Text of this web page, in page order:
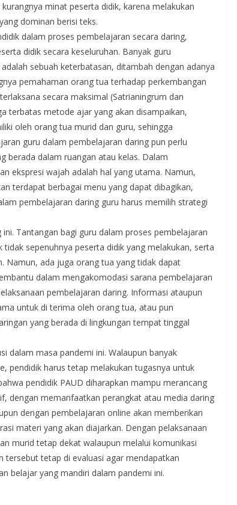
minat peserta didik, karena melakukan
dominan berisi teks.
dalam proses pembelajaran secara daring,
didik secara keseluruhan. Banyak guru
sebuah keterbatasan, ditambah dengan adanya
pemahaman orang tua terhadap perkembangan
secara maksimal (Satrianingrum dan
terbatas metode ajar yang akan disampaikan,
oleh orang tua murid dan guru, sehingga
guru dalam pembelajaran daring pun perlu
berada dalam ruangan atau kelas. Dalam
ekspresi wajah adalah hal yang utama. Namun,
terdapat berbagai menu yang dapat dibagikan,
pembelajaran daring guru harus memilih strategi
Tantangan bagi guru dalam proses pembelajaran
sepenuhnya peserta didik yang melakukan, serta
Namun, ada juga orang tua yang tidak dapat
dalam mengakomodasi sarana pembelajaran
pembelajaran daring. Informasi ataupun
untuk di terima oleh orang tua, atau pun
yang berada di lingkungan tempat tinggal
dalam masa pandemi ini. Walaupun banyak
pendidik harus tetap melakukan tugasnya untuk
pendidik PAUD diharapkan mampu merancang
dengan memanfaatkan perangkat atau media daring
dengan pembelajaran online akan memberikan
materi yang akan diajarkan. Dengan pelaksanaan
murid tetap dekat walaupun melalui komunikasi
tetap di evaluasi agar mendapatkan
belajar yang mandiri dalam pandemi ini.